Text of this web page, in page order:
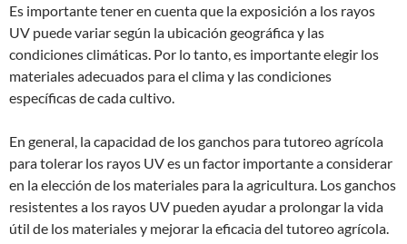
Es importante tener en cuenta que la exposición a los rayos
UV puede variar según la ubicación geográfica y las
condiciones climáticas. Por lo tanto, es importante elegir los
materiales adecuados para el clima y las condiciones
específicas de cada cultivo.
En general, la capacidad de los ganchos para tutoreo agrícola
para tolerar los rayos UV es un factor importante a considerar
en la elección de los materiales para la agricultura. Los ganchos
resistentes a los rayos UV pueden ayudar a prolongar la vida
útil de los materiales y mejorar la eficacia del tutoreo agrícola.